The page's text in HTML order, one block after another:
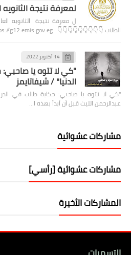
لمعرفة نتيجة الثانويه العامه
الطلاب 👇👇👇👇👇👇👇👇👇 https://g12.emis.gov.eg/ وال…
14 أكتوبر 2022
"كي لا تتوه يا
الدنيا" / شيفاتايمز
"كي لا تتوه يا صاحبي: حكاية طالب في
عبدالرحمن الليث قبل أن أبدأ بهذه ا…
مشاركات عشوائية
مشاركات عشوائية [رأسي]
المشاركات الأخيرة